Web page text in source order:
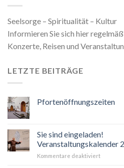
Seelsorge – Spiritualität – Kultur
Informieren Sie sich hier
Konzerte, Reisen und
LETZTE BEITRÄGE
Pfortenöffnungszeiten
Sie sind eingeladen!
Veranstaltungskalender
Kommentare deaktiviertfür